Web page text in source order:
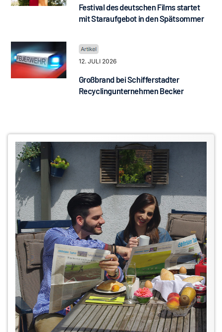
Festival des deutschen Films startet
mit Staraufgebot in den Spätsommer
12. JULI 2026
Großbrand bei Schifferstadter
Recyclingunternehmen Becker